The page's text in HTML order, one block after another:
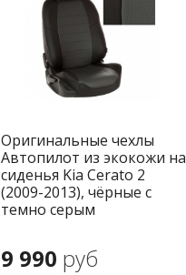
Оригинальные чехлы
Автопилот из экокожи на
сиденья Kia Cerato 2
(2009-2013), чёрные с
темно серым
9 990 руб